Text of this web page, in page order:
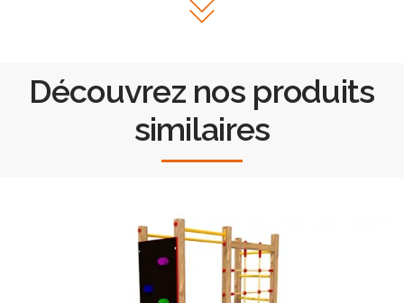
Découvrez nos produits
similaires